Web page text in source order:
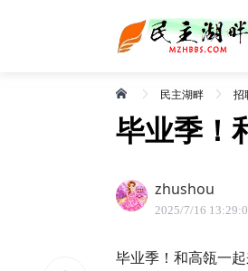
民主湖畔 招
毕业季！
zhushou
2025/7/16
毕业季！和高瓴一